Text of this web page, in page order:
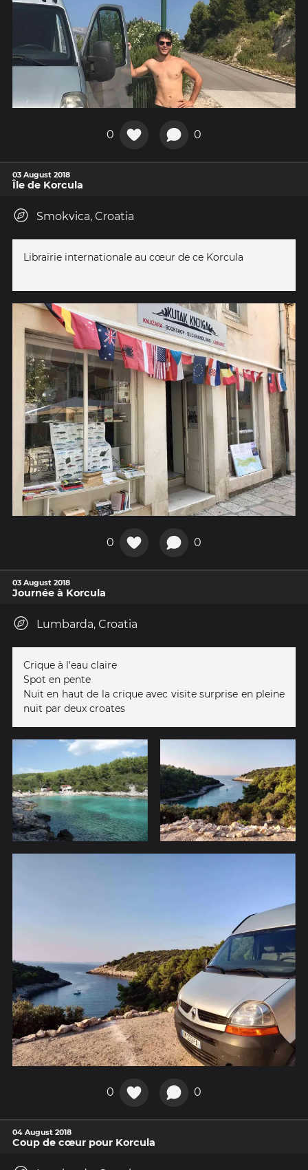
0 0
03 August 2018
Île de Korcula
Smokvica, Croatia
Librairie internationale au cœur de ce Korcula
0 0
03 August 2018
Journée à Korcula
Lumbarda, Croatia
Crique à l'eau claire
Spot en pente
Nuit en haut de la crique avec visite surprise en pleine
nuit par deux croates
0 0
04 August 2018
Coup de cœur pour Korcula